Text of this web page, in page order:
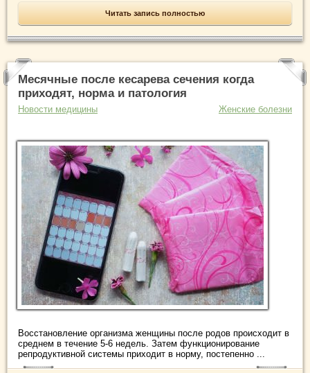
Читать запись полностью
Месячные после кесарева сечения когда
приходят, норма и патология
Новости медицины Женские болезни
Восстановление организма женщины после родов происходит в
среднем в течение 5-6 недель. Затем функционирование
репродуктивной системы приходит в норму, постепенно ...